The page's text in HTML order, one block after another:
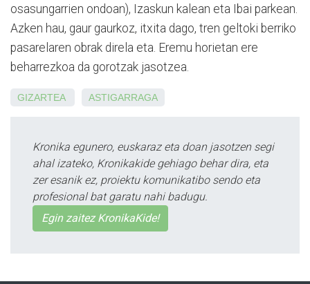
osasungarrien ondoan), Izaskun kalean eta Ibai parkean.
Azken hau, gaur gaurkoz, itxita dago, tren geltoki berriko
pasarelaren obrak direla eta. Eremu horietan ere
beharrezkoa da gorotzak jasotzea.
GIZARTEA ASTIGARRAGA
Kronika egunero, euskaraz eta doan jasotzen segi
ahal izateko, Kronikakide gehiago behar dira, eta
zer esanik ez, proiektu komunikatibo sendo eta
profesional bat garatu nahi badugu.
Egin zaitez KronikaKide!